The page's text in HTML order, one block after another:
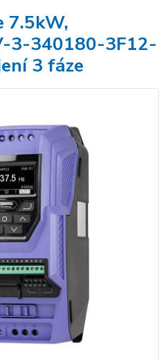
7.5kW,
3-340180-3F12-
3 fáze